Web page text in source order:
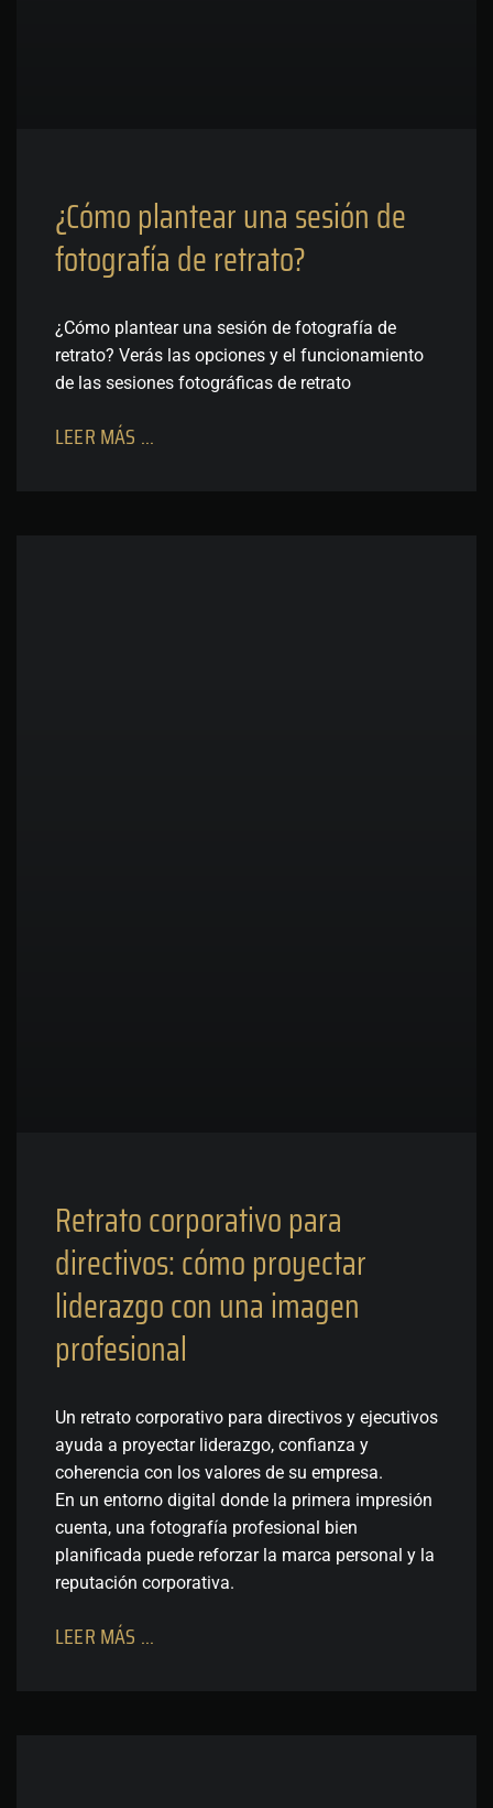
¿Cómo plantear una sesión de
fotografía de retrato?
¿Cómo plantear una sesión de fotografía de
retrato? Verás las opciones y el funcionamiento
de las sesiones fotográficas de retrato
LEER MÁS ...
Retrato corporativo para
directivos: cómo proyectar
liderazgo con una imagen
profesional
Un retrato corporativo para directivos y ejecutivos
ayuda a proyectar liderazgo, confianza y
coherencia con los valores de su empresa.
En un entorno digital donde la primera impresión
cuenta, una fotografía profesional bien
planificada puede reforzar la marca personal y la
reputación corporativa.
LEER MÁS ...